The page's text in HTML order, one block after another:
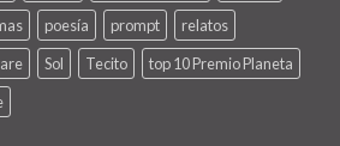
poesía prompt
relatos
Sol Tecito
top 10 Premio Planeta